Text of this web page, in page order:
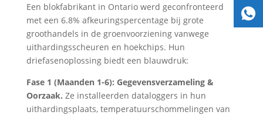
Een blokfabrikant in Ontario werd geconfronteerd
met een 6.8% afkeuringspercentage bij grote
groothandels in de groenvoorziening vanwege
uithardingsscheuren en hoekchips. Hun
driefasenoplossing biedt een blauwdruk:
Fase 1 (Maanden 1-6): Gegevensverzameling &
Oorzaak. Ze installeerden dataloggers in hun
uithardingsplaats, temperatuurschommelingen van